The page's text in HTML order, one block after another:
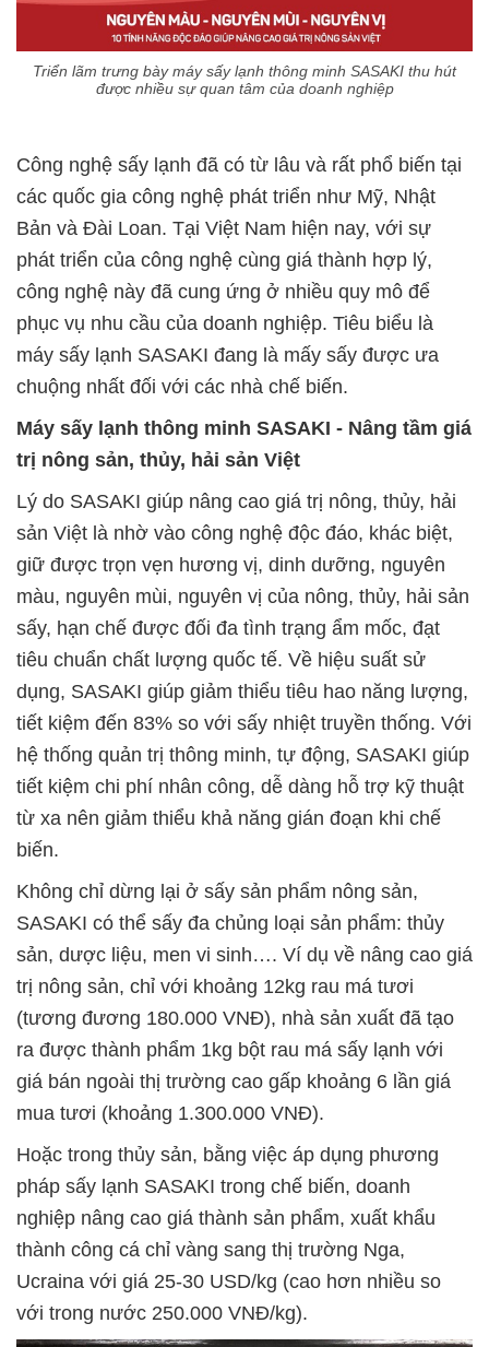
Triển lãm trưng bày máy sấy lạnh thông minh SASAKI thu hút
được nhiều sự quan tâm của doanh nghiệp
Công nghệ sấy lạnh đã có từ lâu và rất phổ biến tại
các quốc gia công nghệ phát triển như Mỹ, Nhật
Bản và Đài Loan. Tại Việt Nam hiện nay, với sự
phát triển của công nghệ cùng giá thành hợp lý,
công nghệ này đã cung ứng ở nhiều quy mô để
phục vụ nhu cầu của doanh nghiệp. Tiêu biểu là
máy sấy lạnh SASAKI đang là mấy sấy được ưa
chuộng nhất đối với các nhà chế biến.
Máy sấy lạnh thông minh SASAKI - Nâng tầm giá
trị nông sản, thủy, hải sản Việt
Lý do SASAKI giúp nâng cao giá trị nông, thủy, hải
sản Việt là nhờ vào công nghệ độc đáo, khác biệt,
giữ được trọn vẹn hương vị, dinh dưỡng, nguyên
màu, nguyên mùi, nguyên vị của nông, thủy, hải sản
sấy, hạn chế được đối đa tình trạng ẩm mốc, đạt
tiêu chuẩn chất lượng quốc tế. Về hiệu suất sử
dụng, SASAKI giúp giảm thiểu tiêu hao năng lượng,
tiết kiệm đến 83% so với sấy nhiệt truyền thống. Với
hệ thống quản trị thông minh, tự động, SASAKI giúp
tiết kiệm chi phí nhân công, dễ dàng hỗ trợ kỹ thuật
từ xa nên giảm thiểu khả năng gián đoạn khi chế
biến.
Không chỉ dừng lại ở sấy sản phẩm nông sản,
SASAKI có thể sấy đa chủng loại sản phẩm: thủy
sản, dược liệu, men vi sinh…. Ví dụ về nâng cao giá
trị nông sản, chỉ với khoảng 12kg rau má tươi
(tương đương 180.000 VNĐ), nhà sản xuất đã tạo
ra được thành phẩm 1kg bột rau má sấy lạnh với
giá bán ngoài thị trường cao gấp khoảng 6 lần giá
mua tươi (khoảng 1.300.000 VNĐ).
Hoặc trong thủy sản, bằng việc áp dụng phương
pháp sấy lạnh SASAKI trong chế biến, doanh
nghiệp nâng cao giá thành sản phẩm, xuất khẩu
thành công cá chỉ vàng sang thị trường Nga,
Ucraina với giá 25-30 USD/kg (cao hơn nhiều so
với trong nước 250.000 VNĐ/kg).